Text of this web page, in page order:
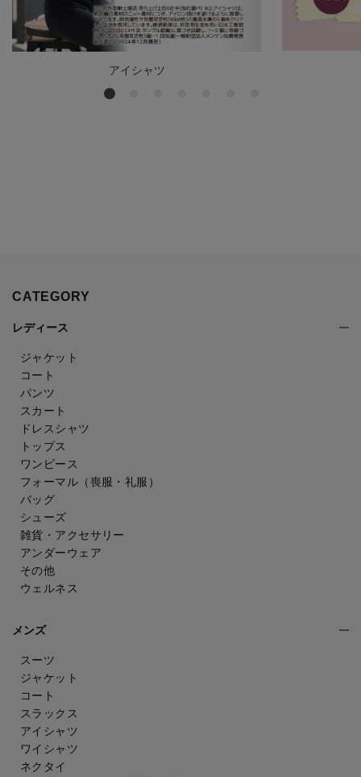
アイシャツ
CATEGORY
レディース
ジャケット
コート
パンツ
スカート
ドレスシャツ
トップス
ワンピース
フォーマル（喪服・礼服）
バッグ
シューズ
雑貨・アクセサリー
アンダーウェア
その他
ウェルネス
メンズ
スーツ
ジャケット
コート
スラックス
アイシャツ
ワイシャツ
ネクタイ